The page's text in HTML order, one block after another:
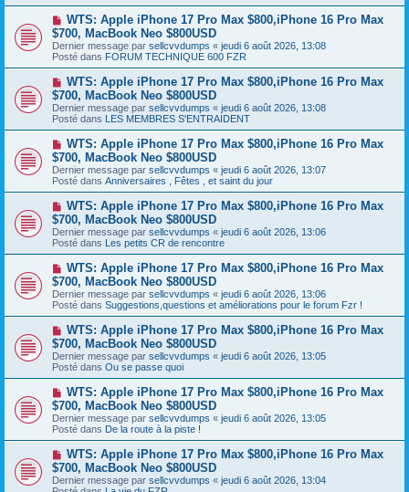
a
g
e
a
u
m
e
s
a
g
e
N
o
u
v
e
a
u
m
e
s
a
g
e
WTS: Apple iPhone 17 Pro Max $800,iPhone 16 Pro Max
$700, MacBook Neo $800USD
Dernier message par sellcvvdumps « jeudi 6 août 2026, 13:08
Posté dans FORUM TECHNIQUE 600 FZR
N
o
u
v
e
a
u
m
e
s
a
g
e
WTS: Apple iPhone 17 Pro Max $800,iPhone 16 Pro Max
$700, MacBook Neo $800USD
Dernier message par sellcvvdumps « jeudi 6 août 2026, 13:08
Posté dans LES MEMBRES S'ENTRAIDENT
N
o
u
v
e
a
u
m
e
s
a
g
e
WTS: Apple iPhone 17 Pro Max $800,iPhone 16 Pro Max
$700, MacBook Neo $800USD
Dernier message par sellcvvdumps « jeudi 6 août 2026, 13:07
Posté dans Anniversaires , Fêtes , et saint du jour
N
o
u
v
e
a
u
m
e
s
a
g
e
WTS: Apple iPhone 17 Pro Max $800,iPhone 16 Pro Max
$700, MacBook Neo $800USD
Dernier message par sellcvvdumps « jeudi 6 août 2026, 13:06
Posté dans Les petits CR de rencontre
N
o
u
v
e
a
u
m
e
s
a
g
e
WTS: Apple iPhone 17 Pro Max $800,iPhone 16 Pro Max
$700, MacBook Neo $800USD
Dernier message par sellcvvdumps « jeudi 6 août 2026, 13:06
Posté dans Suggestions,questions et améliorations pour le forum Fzr !
N
o
u
v
e
a
u
m
e
s
a
g
e
WTS: Apple iPhone 17 Pro Max $800,iPhone 16 Pro Max
$700, MacBook Neo $800USD
Dernier message par sellcvvdumps « jeudi 6 août 2026, 13:05
Posté dans Ou se passe quoi
N
o
u
v
e
a
u
m
e
s
WTS: Apple iPhone 17 Pro Max $800,iPhone 16 Pro Max
$700, MacBook Neo $800USD
Dernier message par sellcvvdumps « jeudi 6 août 2026, 13:05
Posté dans De la route à la piste !
N
o
u
v
WTS: Apple iPhone 17 Pro Max $800,iPhone 16 Pro Max
$700, MacBook Neo $800USD
Dernier message par sellcvvdumps « jeudi 6 août 2026, 13:04